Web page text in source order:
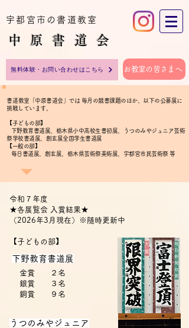
宇都宮市の書道教室
中原​書道会
無料体験・お問い合わせはこちら お教室の皆さまへ
​書道教室「中原書道会」では 毎月の競書課題のほか、以下の公募展に
挑戦しています。
【子どもの部】
下野教育書道展、栃木県小中高校生書初展、うつのみやジュニア芸術
祭学校書道展、創玄展全国学生書道展
【一般の部】
毎日書道展、創玄展、栃木県芸術祭美術展、宇都宮市民芸術祭 等
令和７年度
★各展覧会 入賞結果★
（2026年3月現在）※随時更新中
【子どもの部】
​下野教育書道展
金賞 ２名
銀賞 ３名
​ 銅賞 ９ 名
​うつのみやジュニア